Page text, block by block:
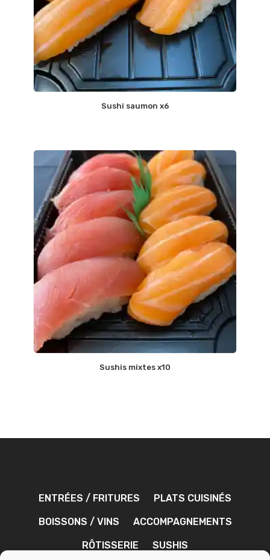
Sushi saumon x6
Sushis mixtes x10
ENTRÉES / FRITURES PLATS CUISINÉS
BOISSONS / VINS ACCOMPAGNEMENTS
RÔTISSERIE SUSHIS